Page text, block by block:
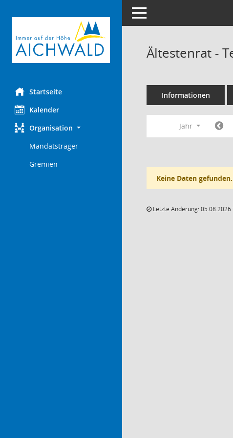
Startseite
Kalender
Organisation
Mandatsträger
Gremien
Toggle navigation
Ältestenrat -
Informationen
Jahr
Keine Daten gefunden.
Letzte Änderung: 05.08.2026